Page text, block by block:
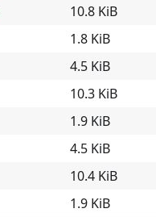
10.8 KiB
1.8 KiB
4.5 KiB
10.3 KiB
1.9 KiB
4.5 KiB
10.4 KiB
1.9 KiB